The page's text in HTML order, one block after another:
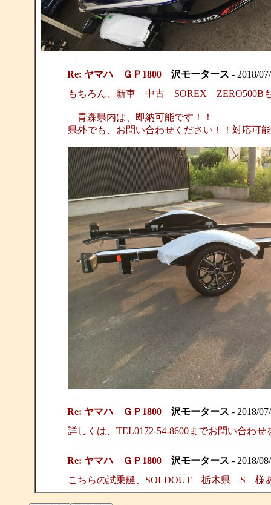
Re: ヤマハ ＧＰ1800 沢モータース - 2018/
もちろん、新車 中古 SOREX ZERO500B
青森県内は、即納可能です！！
県外でも、お問い合わせください！！対応可
Re: ヤマハ ＧＰ1800 沢モータース - 2018/
詳しくは、TEL0172-54-8600までお問い合わせ
Re: ヤマハ ＧＰ1800 沢モータース - 2018/
こちらの試乗艇、SOLDOUT 栃木県 S 様